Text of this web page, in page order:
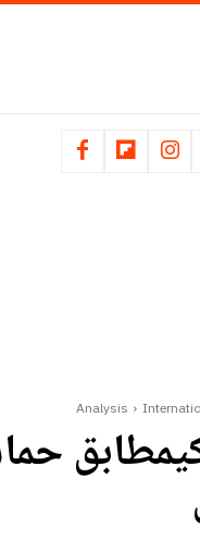
Analysis